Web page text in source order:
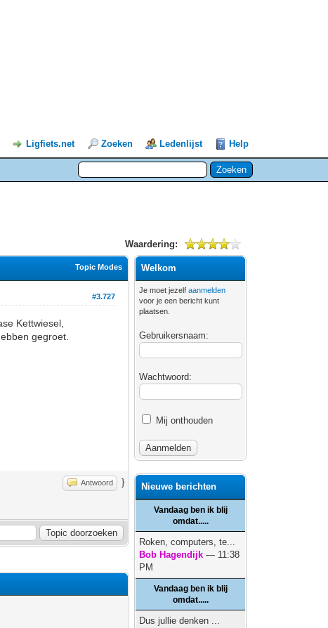
Ligfiets.net Zoeken Ledenlijst Help
Waardering:
Topic Modes
#3.727
Kettwiesel,
gegroet.
Antwoord }
Welkom
Je moet jezelfaanmelden
voor je een bericht kunt
plaatsen.
Gebruikersnaam:
Wachtwoord:
Mij onthouden
Nieuwe berichten
Vandaag ben ik blij
omdat.....
Roken, computers, te...
Bob Hagendijk — 11:38
PM
Vandaag ben ik blij
omdat.....
Dus jullie denken ...